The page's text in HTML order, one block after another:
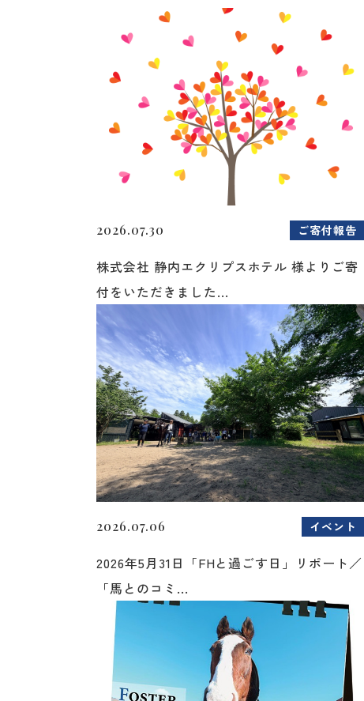
2026.07.30 ご寄付報告
株式会社 静内エクリプスホテル 様よりご寄
付をいただきました...
2026.07.06 イベント
2026年5月31日「FHと過ごす日」リポート／
「馬とのコミ...